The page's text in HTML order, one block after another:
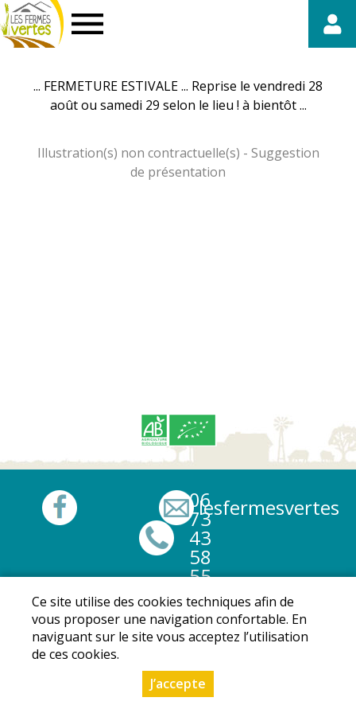
Fermes
... FERMETURE ESTIVALE ... Reprise le vendredi 28
août ou samedi 29 selon le lieu ! à bientôt ...
06
73
43
58
55
Mentions légales| Conditions Générales de Ventes
Protection des données personnelles
© Copyright 2024 - Les fermes vertes - Tous droits
réservés - Conception :Dynapse- Partenaire numérique
des circuits courts.
Ce site utilise des cookies techniques afin de
vous proposer une navigation confortable. En
naviguant sur le site vous acceptez l’utilisation
de ces cookies.
J’accepte